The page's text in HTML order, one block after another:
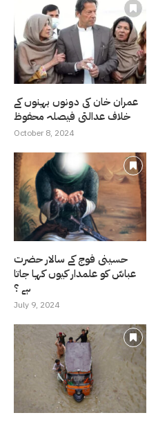
عمران خان کی دونوں بہنوں کے
خلاف عدالتی فیصلہ محفوظ
October 8, 2024
حسینی فوج کے سالار حضرت
عباسّ کو علمدار کیوں کہا جاتا
ہے ؟
July 9, 2024